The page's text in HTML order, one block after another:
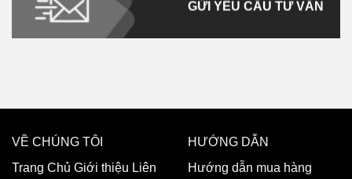
GỬI YÊU CẦU TƯ VẤN
VỀ CHÚNG TÔI
Trang Chủ Giới thiệu Liên
HƯỚNG DẪN
Hướng dẫn mua hàng